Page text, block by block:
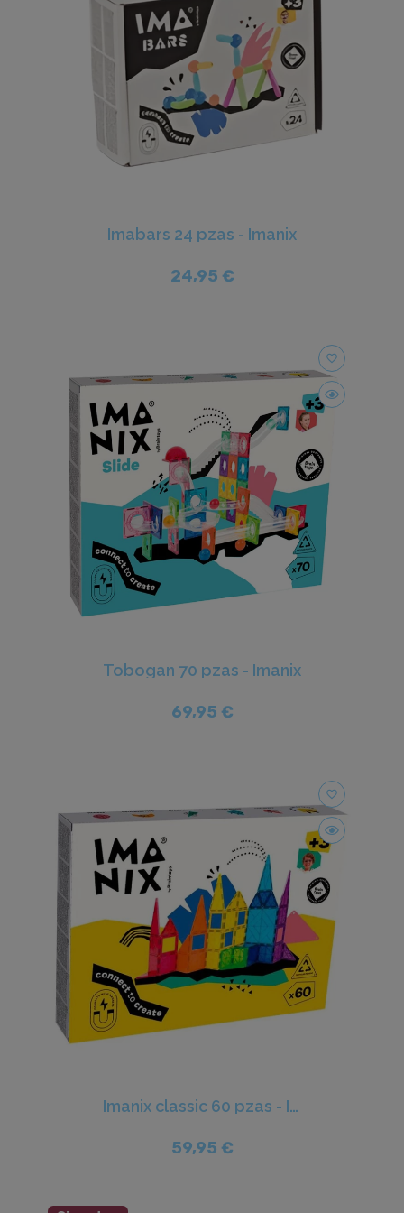
Imabars 24 pzas - Imanix
24,95 €
favorite_border
Tobogan 70 pzas - Imanix
69,95 €
favorite_border
Imanix classic 60 pzas - Imanix
59,95 €